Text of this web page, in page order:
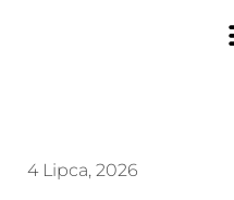
4 Lipca, 2026